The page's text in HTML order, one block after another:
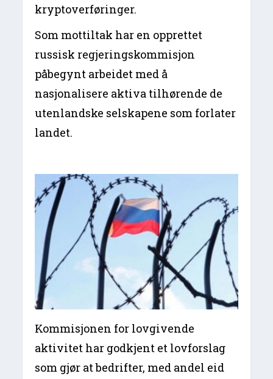
kryptoverføringer.
Som mottiltak har en opprettet
russisk regjeringskommisjon
påbegynt arbeidet med å
nasjonalisere aktiva tilhørende de
utenlandske selskapene som forlater
landet.
Kommisjonen for lovgivende
aktivitet har godkjent et lovforslag
som gjør at bedrifter, med andel eid